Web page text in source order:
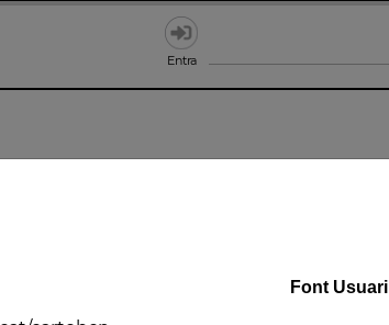
Entra
Font Usuari